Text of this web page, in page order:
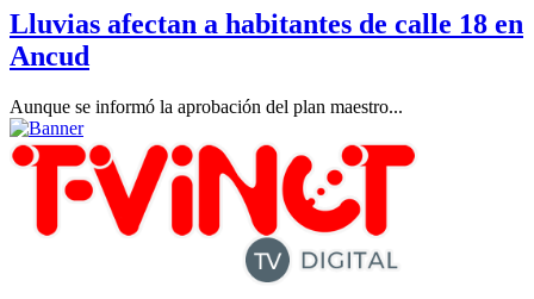
Lluvias afectan a habitantes de calle 18 en
Ancud
Aunque se informó la aprobación del plan maestro...